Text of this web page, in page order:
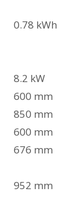
0.78 kWh
8.2 kW
600 mm
850 mm
600 mm
676 mm
952 mm